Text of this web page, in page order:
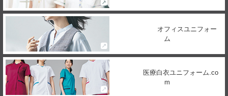
オフィスユニフォー
ム
医療白衣ユニフォーム.co
m